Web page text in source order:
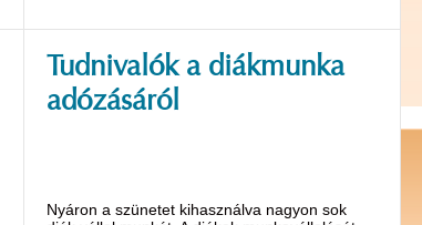
Tudnivalók a diákmunka
adózásáról
Nyáron a szünetet kihasználva nagyon sok